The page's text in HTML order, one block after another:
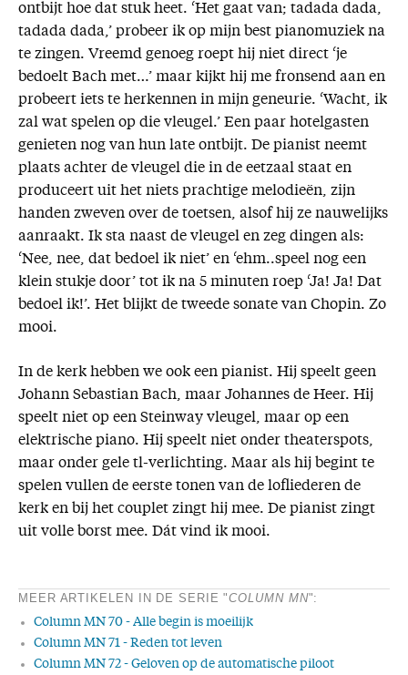
ontbijt hoe dat stuk heet. ‘Het gaat van; tadada dada,
tadada dada,’ probeer ik op mijn best pianomuziek na
te zingen. Vreemd genoeg roept hij niet direct ‘je
bedoelt Bach met…’ maar kijkt hij me fronsend aan en
probeert iets te herkennen in mijn geneurie. ‘Wacht, ik
zal wat spelen op die vleugel.’ Een paar hotelgasten
genieten nog van hun late ontbijt. De pianist neemt
plaats achter de vleugel die in de eetzaal staat en
produceert uit het niets prachtige melodieën, zijn
handen zweven over de toetsen, alsof hij ze nauwelijks
aanraakt. Ik sta naast de vleugel en zeg dingen als:
‘Nee, nee, dat bedoel ik niet’ en ‘ehm..speel nog een
klein stukje door’ tot ik na 5 minuten roep ‘Ja! Ja! Dat
bedoel ik!’. Het blijkt de tweede sonate van Chopin. Zo
mooi.
In de kerk hebben we ook een pianist. Hij speelt geen
Johann Sebastian Bach, maar Johannes de Heer. Hij
speelt niet op een Steinway vleugel, maar op een
elektrische piano. Hij speelt niet onder theaterspots,
maar onder gele tl-verlichting. Maar als hij begint te
spelen vullen de eerste tonen van de lofliederen de
kerk en bij het couplet zingt hij mee. De pianist zingt
uit volle borst mee. Dát vind ik mooi.
MEER ARTIKELEN IN DE SERIE "COLUMN MN":
Column MN 70 - Alle begin is moeilijk
Column MN 71 - Reden tot leven
Column MN 72 - Geloven op de automatische piloot